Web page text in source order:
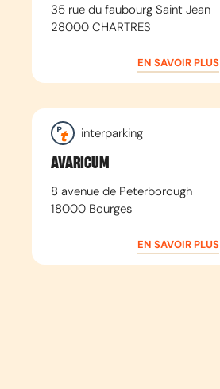
35 rue du faubourg Saint Jean
28000 CHARTRES
EN SAVOIR PLUS
interparking
AVARICUM
8 avenue de Peterborough
18000 Bourges
EN SAVOIR PLUS